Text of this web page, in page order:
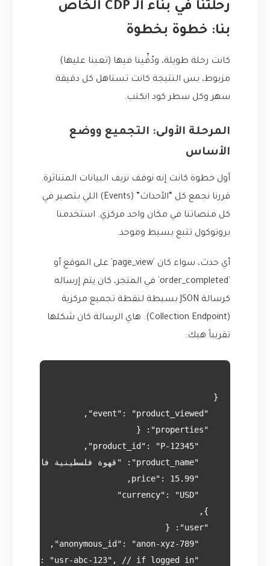
رحلتنا في بناء الـ CDP الخاص
بنا: خطوة بخطوة
كانت رحلة طويلة، ودُقِّينا فيها (تعبنا عليها)
مزبوط، بس النتيجة كانت تستاهل كل دقيقة
سهر وكل سطر كود انكتب.
المرحلة الأولى: التجميع ووضع
الأساس
أول خطوة كانت إنه نوقف نزيف البيانات المتناثرة.
قررنا نجمع كل “الأحداث” (Events) اللي بتصير في
كل منصاتنا في مكان واحد مركزي. استخدمنا
بروتوكول تتبع بسيط وموحد.
أي حدث، سواء كان `page_view` على الموقع أو
`order_completed` في المتجر، كان يتم إرساله
كرسالة JSON بسيطة لنقطة تجميع مركزية
(Collection Endpoint). هاي الرسالة كان شكلها
تقريباً هيك: